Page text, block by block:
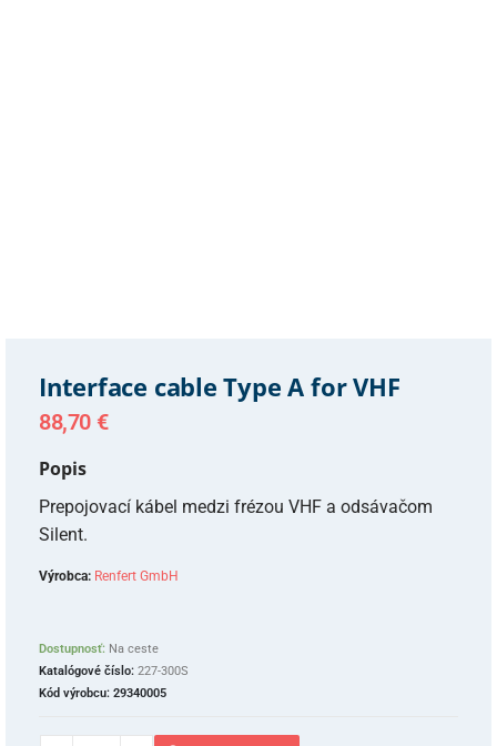
Interface cable Type A for VHF
88,70 €
Popis
Prepojovací kábel medzi frézou VHF a odsávačom
Silent.
Výrobca: Renfert GmbH
Dostupnosť: Na ceste
Katalógové číslo: 227-300S
Kód výrobcu: 29340005